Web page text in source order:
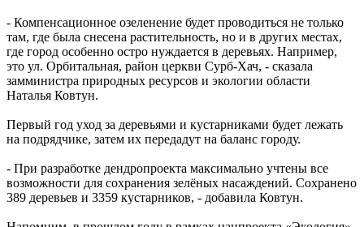
- Компенсационное озеленение будет проводиться не только
там, где была снесена растительность, но и в других местах,
где город особенно остро нуждается в деревьях. Например,
это ул. Орбитальная, район церкви Сурб-Хач, - сказала
замминистра природных ресурсов и экологии области
Наталья Ковтун.
Первый год уход за деревьями и кустарниками будет лежать
на подрядчике, затем их передадут на баланс городу.
- При разработке дендропроекта максимально учтены все
возможности для сохранения зелёных насаждений. Сохранено
389 деревьев и 3359 кустарников, - добавила Ковтун.